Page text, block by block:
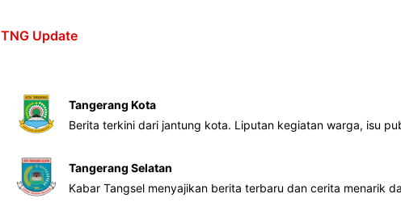
TNG Update
Tangerang Kota
Berita terkini dari jantung kota. Liputan kegiatan warga, isu
Tangerang Selatan
Kabar Tangsel menyajikan berita terbaru dan cerita menarik